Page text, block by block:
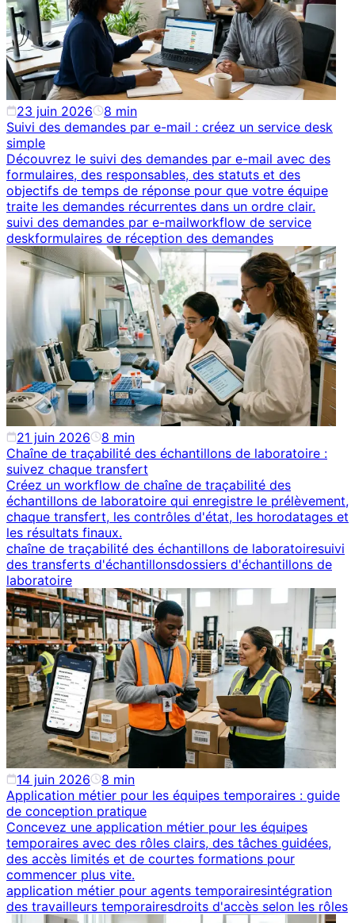
23 juin 2026 8 min
Suivi des demandes par e-mail : créez un service desk
simple
Découvrez le suivi des demandes par e-mail avec des
formulaires, des responsables, des statuts et des
objectifs de temps de réponse pour que votre équipe
traite les demandes récurrentes dans un ordre clair.
suivi des demandes par e-mailworkflow de service
deskformulaires de réception des demandes
21 juin 2026 8 min
Chaîne de traçabilité des échantillons de laboratoire :
suivez chaque transfert
Créez un workflow de chaîne de traçabilité des
échantillons de laboratoire qui enregistre le prélèvement,
chaque transfert, les contrôles d'état, les horodatages et
les résultats finaux.
chaîne de traçabilité des échantillons de laboratoiresuivi
des transferts d'échantillonsdossiers d'échantillons de
laboratoire
14 juin 2026 8 min
Application métier pour les équipes temporaires : guide
de conception pratique
Concevez une application métier pour les équipes
temporaires avec des rôles clairs, des tâches guidées,
des accès limités et de courtes formations pour
commencer plus vite.
application métier pour agents temporairesintégration
des travailleurs temporairesdroits d'accès selon les rôles